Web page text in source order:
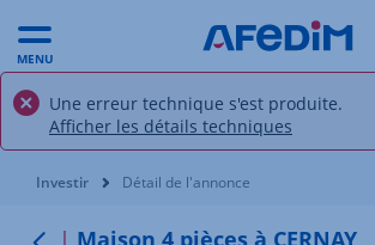
MENU
Une erreur technique s'est produite.
Afficher les détails techniques
Vous êtes ici:
Investir Détail de l'annonce
Maison 4 pièces à CERNAY